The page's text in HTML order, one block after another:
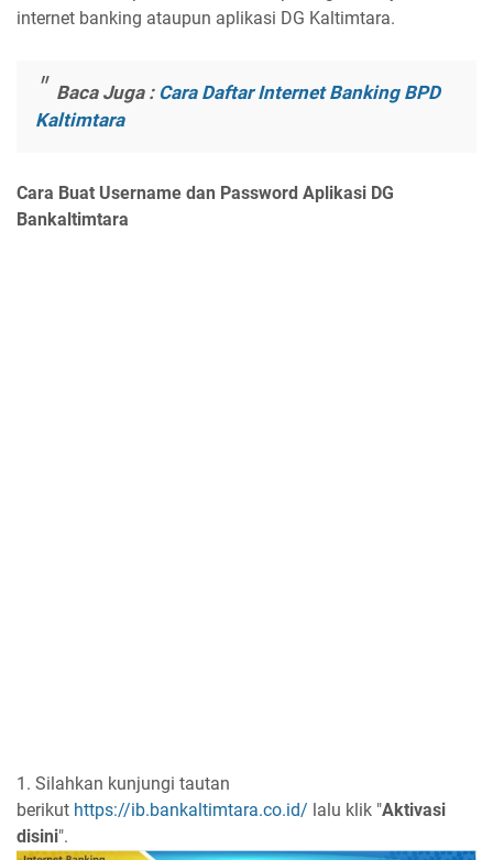
internet banking ataupun aplikasi DG Kaltimtara.
Baca Juga : Cara Daftar Internet Banking BPD
Kaltimtara
Cara Buat Username dan Password Aplikasi DG
Bankaltimtara
1. Silahkan kunjungi tautan
berikut https://ib.bankaltimtara.co.id/ lalu klik "Aktivasi
disini".